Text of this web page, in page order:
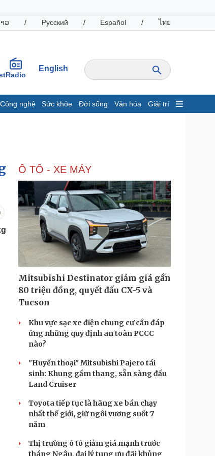
ວ / Русский / Español / ไทย
Radio
English
Công nghệ Sức khỏe Đời sống Văn hóa Giải trí
Chứng khoán
Giá cà phê
nghiệp
tin doanh nghiệp
nghiệp 24h
đồng
Công nghệ
Sành điệu
Tin Công nghệ
Trải nghiệm
Chuyển đổi số
Podcast
Câu chuyện thời sự
Cửa sổ tình yêu
Kể chuyện cho bé
Hạt giống tâm hồn
Ô TÔ - XE MÁY
Mitsubishi Destinator giảm giá gần
80 triệu đồng, quyết đấu CX-5 và
Tucson
Khu vực sạc xe điện chung cư cần đáp
ứng những quy định an toàn PCCC
nào?
"Huyền thoại" Mitsubishi Pajero tái
sinh: Khung gầm thang, sẵn sàng đấu
Land Cruiser
Toyota tiếp tục là hãng xe bán chạy
nhất thế giới, giữ ngôi vương suốt 7
năm
Thị trường ô tô giảm giá mạnh trước
tháng Ngâu, đại lý tung ưu đãi khủng